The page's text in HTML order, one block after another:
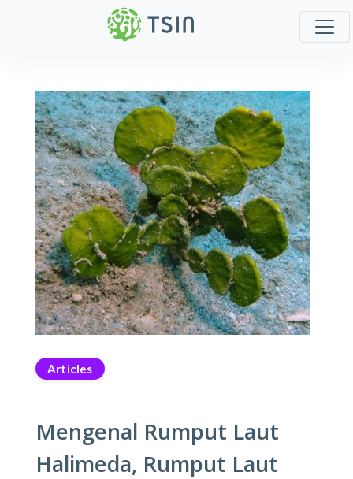
Articles
Mengenal Rumput Laut
Halimeda, Rumput Laut